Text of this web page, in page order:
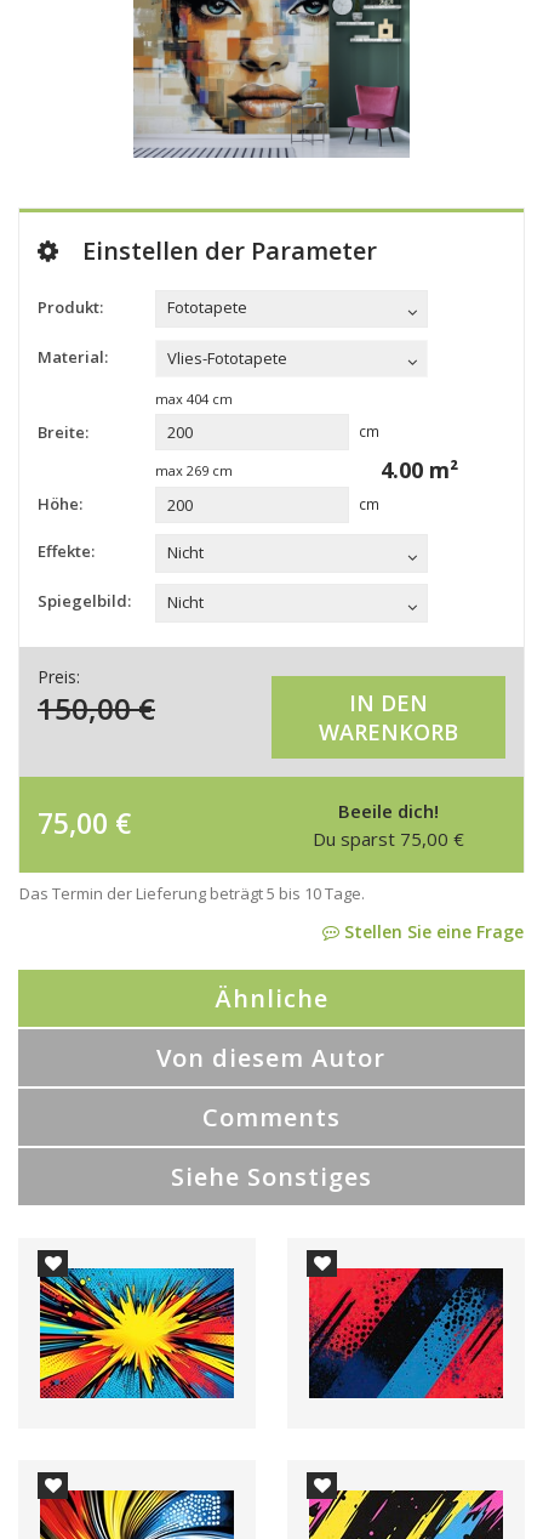
Einstellen der Parameter
Produkt: Fototapete
Material: Vlies-Fototapete
max 404cm
Breite: cm
max 269cm
Höhe: cm
4.00 m²
Effekte: Nicht
Spiegelbild: Nicht
Preis:
150,00€
IN DEN
WARENKORB
75,00 €
Beeile dich!
Du sparst 75,00 €
Das Termin der Lieferung beträgt 5 bis 10 Tage.
Stellen Sie eine Frage
Ähnliche
Von diesem Autor
Comments
Siehe Sonstiges